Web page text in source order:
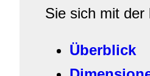
Sie sich mit der
Überblick